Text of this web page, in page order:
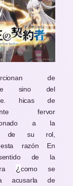
de
sino del
hicas de
fervor
a la
de su rol,
razón En
de la
¿ como se
acusarla de